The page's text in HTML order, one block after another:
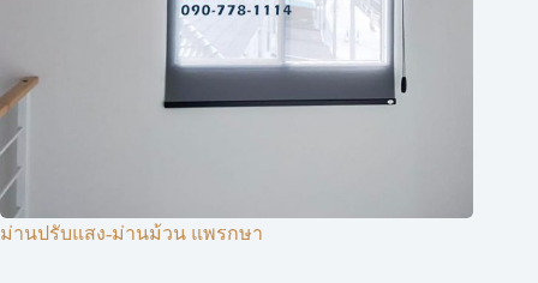
ม่านปรับแสง-ม่านม้วน แพรกษา